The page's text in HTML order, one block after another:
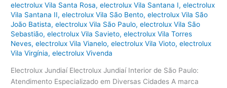
electrolux Vila Santa Rosa,electrolux Vila Santana I,electrolux
Vila Santana II,electrolux Vila São Bento,electrolux Vila São
João Batista,electrolux Vila São Paulo,electrolux Vila São
Sebastião,electrolux Vila Savieto,electrolux Vila Torres
Neves,electrolux Vila Vianelo,electrolux Vila Vioto,electrolux
Vila Virgínia,electrolux Vivenda
Electrolux Jundiaí Electrolux Jundiaí Interior de São Paulo:
Atendimento Especializado em Diversas Cidades A marca